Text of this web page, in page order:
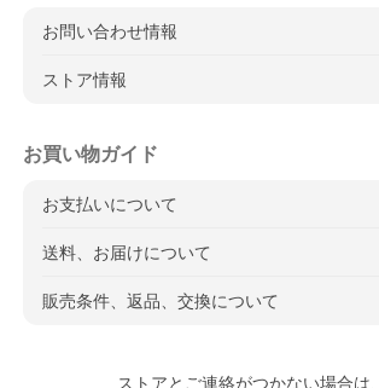
お問い合わせ情報
ストア情報
お買い物ガイド
お支払いについて
送料、お届けについて
販売条件、返品、交換について
ストアとご連絡がつかない場合は、